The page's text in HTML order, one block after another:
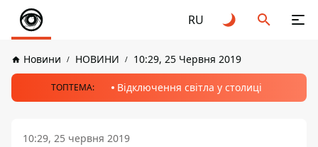
RU
Новини НОВИНИ 10:29, 25 Червня 2019
ТОПТЕМА: Відключення світла у столиці
10:29, 25 червня 2019